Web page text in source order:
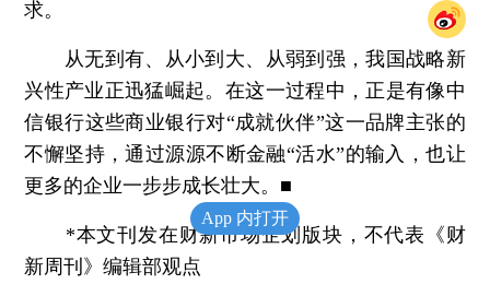
求。
从无到有、从小到大、从弱到强，我国战略新
兴性产业正迅猛崛起。在这一过程中，正是有像中
信银行这些商业银行对“成就伙伴”这一品牌主张的
不懈坚持，通过源源不断金融“活水”的输入，也让
更多的企业一步步成长壮大。■
*本文刊发在财新市场企划版块，不代表《财
新周刊》编辑部观点
App 内打开